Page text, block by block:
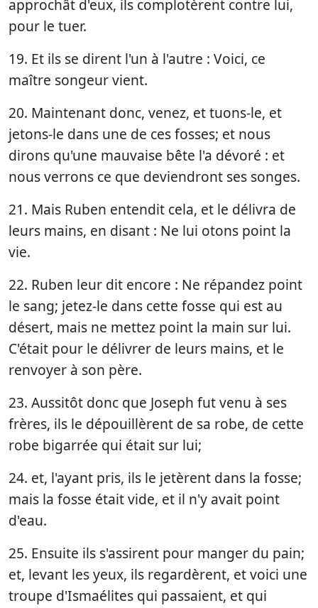
approchât d'eux, ils complotèrent contre lui,
pour le tuer.
19. Et ils se dirent l'un à l'autre : Voici, ce
maître songeur vient.
20. Maintenant donc, venez, et tuons-le, et
jetons-le dans une de ces fosses; et nous
dirons qu'une mauvaise bête l'a dévoré : et
nous verrons ce que deviendront ses songes.
21. Mais Ruben entendit cela, et le délivra de
leurs mains, en disant : Ne lui otons point la
vie.
22. Ruben leur dit encore : Ne répandez point
le sang; jetez-le dans cette fosse qui est au
désert, mais ne mettez point la main sur lui.
C'était pour le délivrer de leurs mains, et le
renvoyer à son père.
23. Aussitôt donc que Joseph fut venu à ses
frères, ils le dépouillèrent de sa robe, de cette
robe bigarrée qui était sur lui;
24. et, l'ayant pris, ils le jetèrent dans la fosse;
mais la fosse était vide, et il n'y avait point
d'eau.
25. Ensuite ils s'assirent pour manger du pain;
et, levant les yeux, ils regardèrent, et voici une
troupe d'Ismaélites qui passaient, et qui